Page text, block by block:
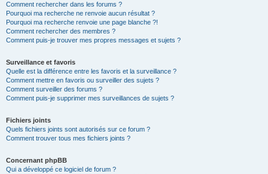
Comment rechercher dans les forums ?
Pourquoi ma recherche ne renvoie aucun résultat ?
Pourquoi ma recherche renvoie une page blanche ?!
Comment rechercher des membres ?
Comment puis-je trouver mes propres messages et sujets ?
Surveillance et favoris
Quelle est la différence entre les favoris et la surveillance ?
Comment mettre en favoris ou surveiller des sujets ?
Comment surveiller des forums ?
Comment puis-je supprimer mes surveillances de sujets ?
Fichiers joints
Quels fichiers joints sont autorisés sur ce forum ?
Comment trouver tous mes fichiers joints ?
Concernant phpBB
Qui a développé ce logiciel de forum ?